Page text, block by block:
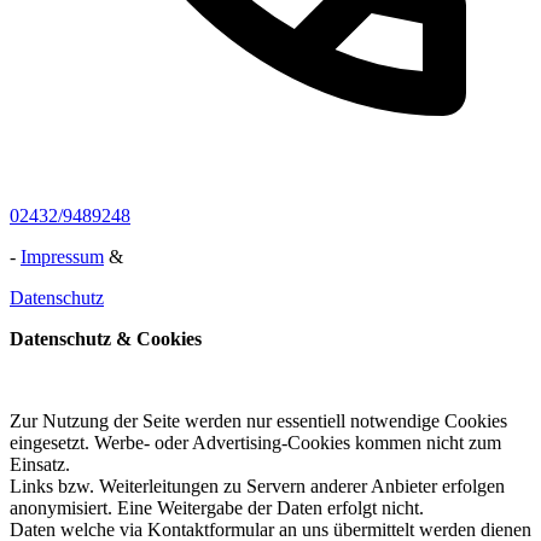
02432/9489248
- Impressum &
Datenschutz
Datenschutz & Cookies
Zur Nutzung der Seite werden nur essentiell notwendige Cookies
eingesetzt. Werbe- oder Advertising-Cookies kommen nicht zum
Einsatz.
Links bzw. Weiterleitungen zu Servern anderer Anbieter erfolgen
anonymisiert. Eine Weitergabe der Daten erfolgt nicht.
Daten welche via Kontaktformular an uns übermittelt werden dienen